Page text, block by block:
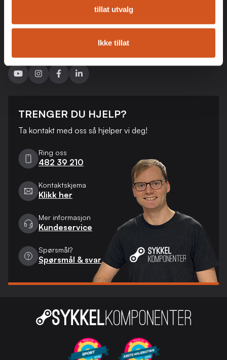
tillat utvalg
Ikke tillat
KUNDESERVICE
TRENGER DU HJELP?
Ta kontakt med oss ​​så hjelper vi deg!
Ring oss
482 39 210
Kontaktskjema
Klikk her
Mer informasjon
Kundeservice
Spørsmål?
Spørsmål & svar